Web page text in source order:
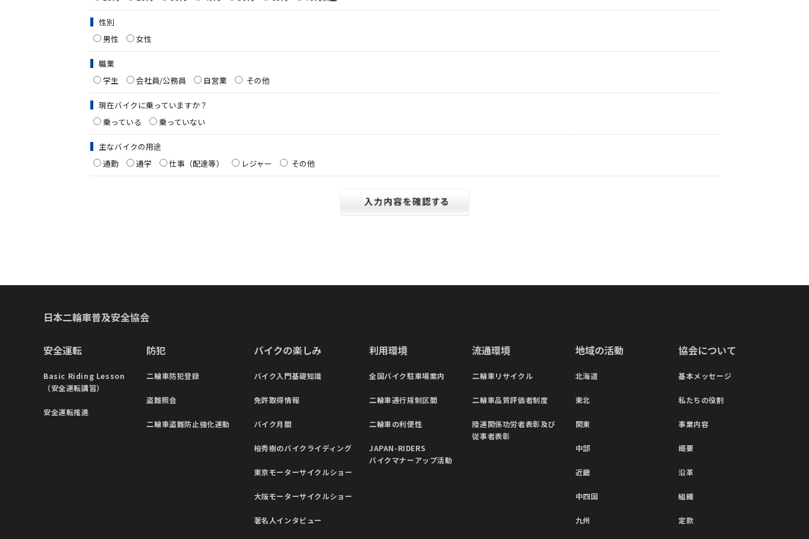
性別
男性
女性
職業
学生
会社員/公務員 自営業 その他
現在バイクに乗っていますか？
乗っている
乗っていない
主なバイクの用途
通勤
通学 仕事（配達等） レジャー その他
日本二輪車普及安全協会
安全運転
Basic Riding Lesson
（安全運転講習）
安全運転推進
防犯
二輪車防犯登録
盗難照会
二輪車盗難防止強化運動
バイクの楽しみ
バイク入門基礎知識
免許取得情報
バイク月間
柏秀樹のバイクライディング
東京モーターサイクルショー
大阪モーターサイクルショー
著名人インタビュー
利用環境
全国バイク駐車場案内
二輪車通行規制区間
二輪車の利便性
JAPAN-RIDERS
バイクマナーアップ活動
流通環境
二輪車リサイクル
二輪車品質評価者制度
陸運関係功労者表彰及び
従事者表彰
地域の活動
北海道
東北
関東
中部
近畿
中四国
九州
協会について
基本メッセージ
私たちの役割
事業内容
概要
沿革
組織
定款